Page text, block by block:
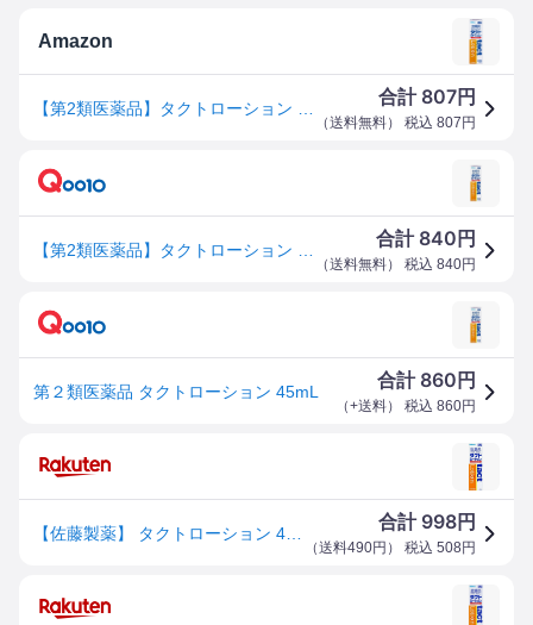
Amazon
合計 807円
（送料無料） 税込 807 円
合計 840 円
（送料無料） 税込 840円
第２類医薬品 タクトローション 45mL
合計 860 円
（+送料） 税込 860円
合計 998円
（送料490円 ） 税込 508 円